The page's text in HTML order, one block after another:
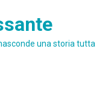
una storia tutta